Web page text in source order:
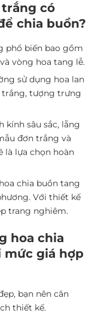
có
chia buồn?
phổ biến bao gồm
vòng hoa tang lễ.
sử dụng hoa lan
trắng, tượng trưng
kính sâu sắc, lẵng
đơn trắng và
là lựa chọn hoàn
chia buồn tang
Với thiết kế
trang nghiêm.
hoa chia
mức giá hợp
bạn nên cân
thiết kế.